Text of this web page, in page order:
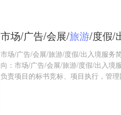
市场/广告/会展/旅游/度假/
市场/广告/会展/旅游/度假/出入境服务
向：市场/广告/会展/旅游/度假/出入境
负责项目的标书竞标、项目执行，管